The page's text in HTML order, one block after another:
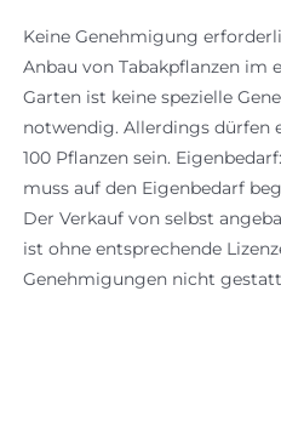
Keine Genehmigung
Anbau von Tabakpflanzen im
Garten ist keine spezielle
notwendig. Allerdings dürfen
100 Pflanzen sein.
muss auf den Eigenbedarf
Der Verkauf von selbst
ist ohne entsprechende
Genehmigungen nicht